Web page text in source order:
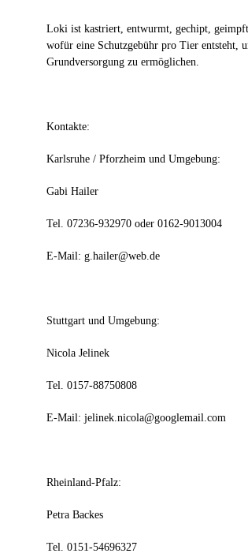
Loki ist kastriert, entwurmt, gechipt,
wofür eine Schutzgebühr pro Tier entsteht,
Grundversorgung zu ermöglichen.
Kontakte:
Karlsruhe / Pforzheim und Umgebung:
Gabi Hailer
Tel. 07236-932970 oder 0162-9013004
E-Mail: g.hailer@web.de
Stuttgart und Umgebung:
Nicola Jelinek
Tel. 0157-88750808
E-Mail: jelinek.nicola@googlemail.com
Rheinland-Pfalz:
Petra Backes
Tel. 0151-54696327